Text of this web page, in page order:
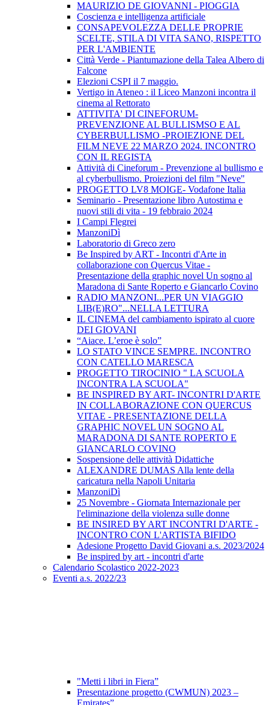
MAURIZIO DE GIOVANNI - PIOGGIA
Coscienza e intelligenza artificiale
CONSAPEVOLEZZA DELLE PROPRIE
SCELTE, STILA DI VITA SANO, RISPETTO
PER L'AMBIENTE
Città Verde - Piantumazione della Talea Albero di
Falcone
Elezioni CSPI il 7 maggio.
Vertigo in Ateneo : il Liceo Manzoni incontra il
cinema al Rettorato
ATTIVITA' DI CINEFORUM-
PREVENZIONE AL BULLISMSO E AL
CYBERBULLISMO -PROIEZIONE DEL
FILM NEVE 22 MARZO 2024. INCONTRO
CON IL REGISTA
Attività di Cineforum - Prevenzione al bullismo e
al cyberbullismo. Proiezioni del film "Neve"
PROGETTO LV8 MOIGE- Vodafone Italia
Seminario - Presentazione libro Autostima e
nuovi stili di vita - 19 febbraio 2024
I Campi Flegrei
ManzoniDì
Laboratorio di Greco zero
Be Inspired by ART - Incontri d'Arte in
collaborazione con Quercus Vitae -
Presentazione della graphic novel Un sogno al
Maradona di Sante Roperto e Giancarlo Covino
RADIO MANZONI...PER UN VIAGGIO
LIB(E)RO"...NELLA LETTURA
IL CINEMA del cambiamento ispirato al cuore
DEI GIOVANI
“Aiace. L’eroe è solo”
LO STATO VINCE SEMPRE. INCONTRO
CON CATELLO MARESCA
PROGETTO TIROCINIO " LA SCUOLA
INCONTRA LA SCUOLA"
BE INSPIRED BY ART- INCONTRI D'ARTE
IN COLLABORAZIONE CON QUERCUS
VITAE - PRESENTAZIONE DELLA
GRAPHIC NOVEL UN SOGNO AL
MARADONA DI SANTE ROPERTO E
GIANCARLO COVINO
Sospensione delle attività Didattiche
ALEXANDRE DUMAS Alla lente della
caricatura nella Napoli Unitaria
ManzoniDì
25 Novembre - Giornata Internazionale per
l'eliminazione della violenza sulle donne
BE INSIRED BY ART INCONTRI D'ARTE -
INCONTRO CON L'ARTISTA BIFIDO
Adesione Progetto David Giovani a.s. 2023/2024
Be inspired by art - incontri d'arte
Calendario Scolastico 2022-2023
Eventi a.s. 2022/23
"Metti i libri in Fiera”
Presentazione progetto (CWMUN) 2023 –